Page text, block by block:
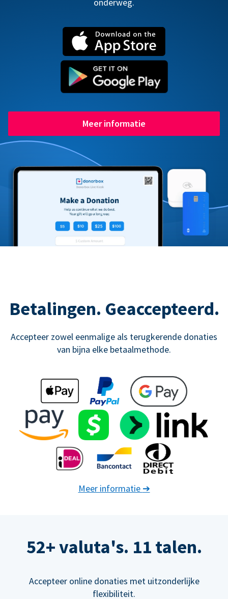
onderweg.
Meer informatie
Betalingen. Geaccepteerd.
Accepteer zowel eenmalige als terugkerende donaties
van bijna elke betaalmethode.
Meer informatie ➔
52+ valuta's. 11 talen.
Accepteer online donaties met uitzonderlijke
flexibiliteit.